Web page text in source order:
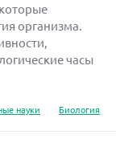
организма.
часы
науки
Биология